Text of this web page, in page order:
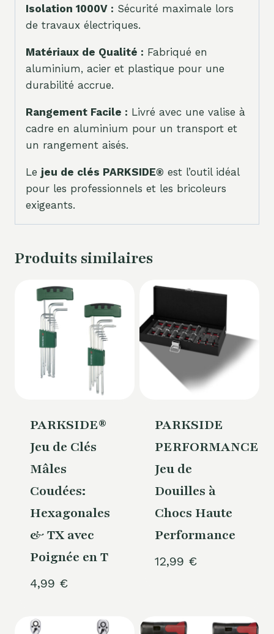
Isolation 1000V : Sécurité maximale lors
de travaux électriques.
Matériaux de Qualité : Fabriqué en
aluminium, acier et plastique pour une
durabilité accrue.
Rangement Facile : Livré avec une valise à
cadre en aluminium pour un transport et
un rangement aisés.
Le jeu de clés PARKSIDE® est l’outil idéal
pour les professionnels et les bricoleurs
exigeants.
Produits similaires
PARKSIDE®
Jeu de Clés
Mâles
Coudées:
Hexagonales
& TX avec
Poignée en T
4,99 €
PARKSIDE
PERFORMANCE®
Jeu de
Douilles à
Chocs Haute
Performance
12,99 €